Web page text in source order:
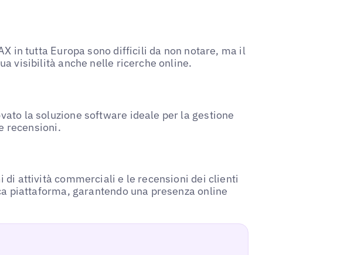
in tutta Europa sono difficili da non notare, ma il
visibilità anche nelle ricerche online.
la soluzione software ideale per la gestione
recensioni.
di attività commerciali e le recensioni dei clienti
piattaforma, garantendo una presenza online